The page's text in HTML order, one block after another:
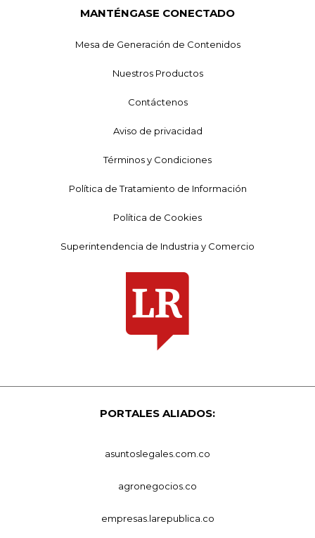
MANTÉNGASE CONECTADO
Mesa de Generación de Contenidos
Nuestros Productos
Contáctenos
Aviso de privacidad
Términos y Condiciones
Política de Tratamiento de Información
Política de Cookies
Superintendencia de Industria y Comercio
PORTALES ALIADOS:
asuntoslegales.com.co
agronegocios.co
empresas.larepublica.co